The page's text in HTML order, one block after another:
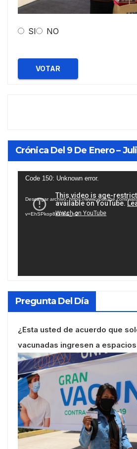
SI NO
VOTAR
Crónica Del 9 De Enero –
Reproductor
vídeo
Code 150: Unknown error.
Descargar archivo: https://www.youtube.com/
v=EhSPkop8KPY&_=2
Pregunta Del Día
¿Esta usted de acuerdo que
vacunadas ingresen a